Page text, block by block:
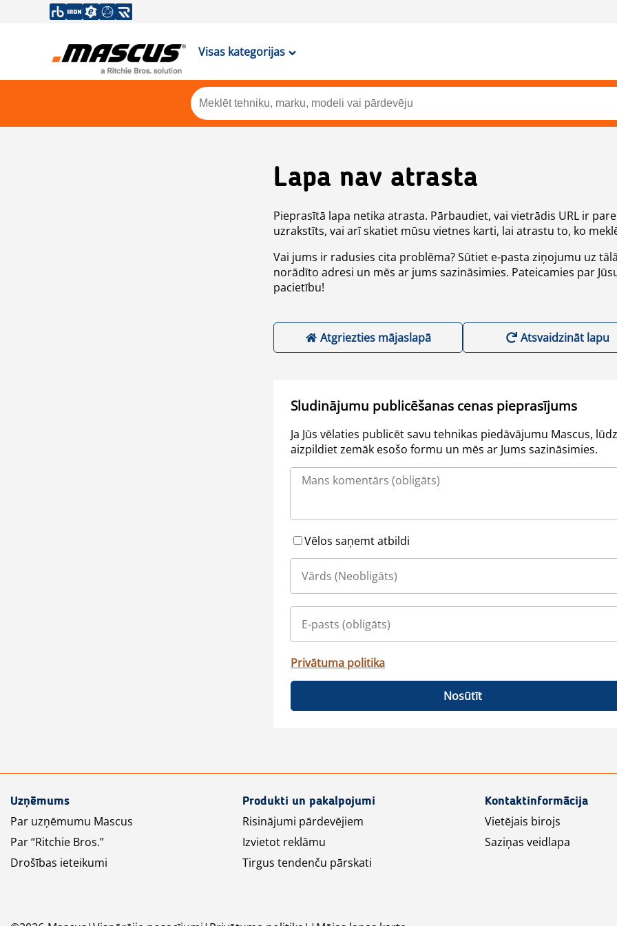
Visas kategorijas
Lapa nav atrasta
Pieprasītā lapa netika atrasta. Pārbaudiet, vai vietrādis URL ir
uzrakstīts, vai arī skatiet mūsu vietnes karti, lai atrastu to, ko
Vai jums ir radusies cita problēma? Sūtiet e-pasta ziņojumu uz
norādīto adresi un mēs ar jums sazināsimies. Pateicamies par
pacietību!
Atgriezties mājaslapā Atsvaidzināt lapu
Sludinājumu publicēšanas cenas pieprasījums
Ja Jūs vēlaties publicēt savu tehnikas piedāvājumu Mascus,
aizpildiet zemāk esošo formu un mēs ar Jums sazināsimies.
Vēlos saņemt atbildi
Privātuma politika
Nosūtīt
Uzņēmums
Par uzņēmumu Mascus
Par “Ritchie Bros.”
Drošības ieteikumi
Produkti un pakalpojumi
Risinājumi pārdevējiem
Izvietot reklāmu
Tirgus tendenču pārskati
Kontaktinformācija
Vietējais birojs
Saziņas veidlapa